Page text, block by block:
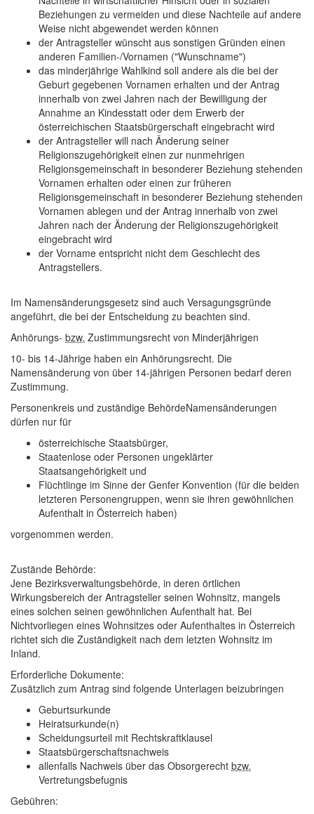
Beziehungen zu vermeiden und diese Nachteile auf andere
Weise nicht abgewendet werden können
der Antragsteller wünscht aus sonstigen Gründen einen
anderen Familien-/Vornamen ("Wunschname")
das minderjährige Wahlkind soll andere als die bei der
Geburt gegebenen Vornamen erhalten und der Antrag
innerhalb von zwei Jahren nach der Bewilligung der
Annahme an Kindesstatt oder dem Erwerb der
österreichischen Staatsbürgerschaft eingebracht wird
der Antragsteller will nach Änderung seiner
Religionszugehörigkeit einen zur nunmehrigen
Religionsgemeinschaft in besonderer Beziehung stehenden
Vornamen erhalten oder einen zur früheren
Religionsgemeinschaft in besonderer Beziehung stehenden
Vornamen ablegen und der Antrag innerhalb von zwei
Jahren nach der Änderung der Religionszugehörigkeit
eingebracht wird
der Vorname entspricht nicht dem Geschlecht des
Antragstellers.
Im Namensänderungsgesetz sind auch Versagungsgründe
angeführt, die bei der Entscheidung zu beachten sind.
Anhörungs- bzw. Zustimmungsrecht von Minderjährigen
10- bis 14-Jährige haben ein Anhörungsrecht. Die
Namensänderung von über 14-jährigen Personen bedarf deren
Zustimmung.
Personenkreis und zuständige BehördeNamensänderungen
dürfen nur für
österreichische Staatsbürger,
Staatenlose oder Personen ungeklärter
Staatsangehörigkeit und
Flüchtlinge im Sinne der Genfer Konvention (für die beiden
letzteren Personengruppen, wenn sie ihren gewöhnlichen
Aufenthalt in Österreich haben)
vorgenommen werden.
Zustände Behörde:
Jene Bezirksverwaltungsbehörde, in deren örtlichen
Wirkungsbereich der Antragsteller seinen Wohnsitz, mangels
eines solchen seinen gewöhnlichen Aufenthalt hat. Bei
Nichtvorliegen eines Wohnsitzes oder Aufenthaltes in Österreich
richtet sich die Zuständigkeit nach dem letzten Wohnsitz im
Inland.
Erforderliche Dokumente:
Zusätzlich zum Antrag sind folgende Unterlagen beizubringen
Geburtsurkunde
Heiratsurkunde(n)
Scheidungsurteil mit Rechtskraftklausel
Staatsbürgerschaftsnachweis
allenfalls Nachweis über das Obsorgerecht bzw.
Vertretungsbefugnis
Gebühren: